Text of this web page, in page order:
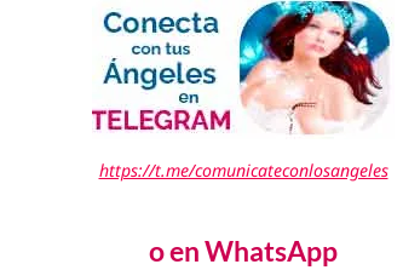
https://t.me/comunicateconlosangeles
o en WhatsApp